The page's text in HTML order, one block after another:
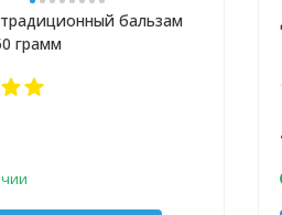
бальзам
грамм